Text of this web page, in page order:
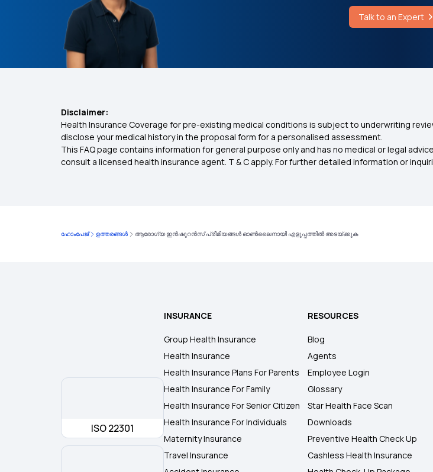
Talk to an Expert
Disclaimer:
Health Insurance Coverage for pre-existing medical conditions is subject to underwriting
disclose your medical history in the proposal form for a personalised assessment.
This FAQ page contains information for general purpose only and has no medical or legal
consult a licensed health insurance agent. T & C apply. For further detailed information or
ഹോംപേജ് ഉത്തരങ്ങൾ ആരോഗ്യ ഇൻഷുറൻസ് പ്രീമിയങ്ങൾ ഓൺലൈനായി എളുപ്പത്തിൽ അടയ്ക്കുക
ISO 22301
INSURANCE
Group Health Insurance
Health Insurance
Health Insurance Plans For Parents
Health Insurance For Family
Health Insurance For Senior Citizen
Health Insurance For Individuals
Maternity Insurance
Travel Insurance
RESOURCES
Blog
Agents
Employee Login
Glossary
Star Health Face Scan
Downloads
Preventive Health Check Up
Cashless Health Insurance